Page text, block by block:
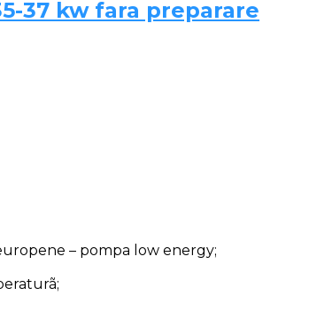
37 kw fara preparare
– pompa low energy;